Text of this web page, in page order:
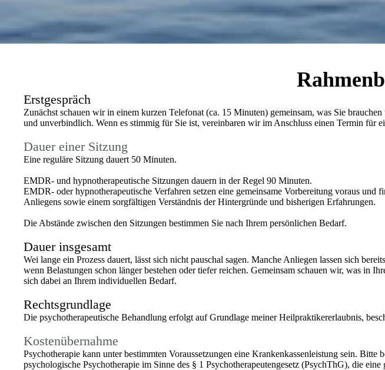
Erstgespräch
Zunächst schauen wir in einem kurzen Telefonat (ca. 15 Minuten) gemeinsam, was Sie
und unverbindlich. Wenn es stimmig für Sie ist, vereinbaren wir im Anschluss einen Termin für
Dauer einer Sitzung
Eine reguläre Sitzung dauert 50 Minuten.
EMDR- und hypnotherapeutische Sitzungen dauern in der Regel 90 Minuten.
EMDR- oder hypnotherapeutische Verfahren setzen eine gemeinsame Vorbereitung voraus
Anliegens sowie einem sorgfältigen Verständnis der Hintergründe und bisherigen Erfahrungen.
Die Abstände zwischen den Sitzungen bestimmen Sie nach Ihrem persönlichen Bedarf.
Dauer insgesamt
Wei lange ein Prozess dauert, lässt sich nicht pauschal sagen. Manche Anliegen lassen sich
wenn Belastungen schon länger bestehen oder tiefer reichen. Gemeinsam schauen wir, was in
sich dabei an Ihrem individuellen Bedarf.
Rechtsgrundlage
Die psychotherapeutische Behandlung erfolgt auf Grundlage meiner Heilpraktikererlaubnis,
Kostenübernahme
Psychotherapie kann unter bestimmten Voraussetzungen eine Krankenkassenleistung sein.
psychologische Psychotherapie im Sinne des § 1 Psychotherapeutengesetz (PsychThG), die